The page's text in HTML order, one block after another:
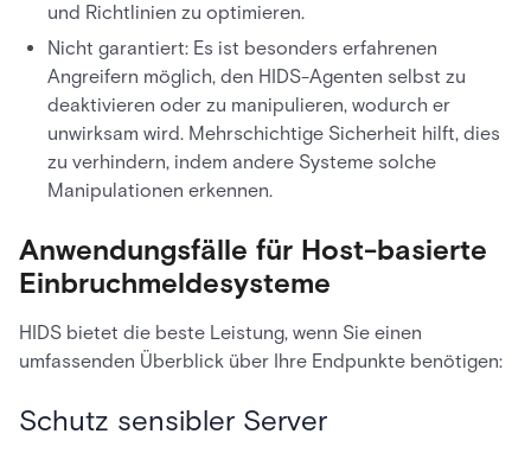
und Richtlinien zu optimieren.
Nicht garantiert: Es ist besonders erfahrenen
Angreifern möglich, den HIDS-Agenten selbst zu
deaktivieren oder zu manipulieren, wodurch er
unwirksam wird. Mehrschichtige Sicherheit hilft, dies
zu verhindern, indem andere Systeme solche
Manipulationen erkennen.
Anwendungsfälle für Host-basierte
Einbruchmeldesysteme
HIDS bietet die beste Leistung, wenn Sie einen
umfassenden Überblick über Ihre Endpunkte benötigen:
Schutz sensibler Server